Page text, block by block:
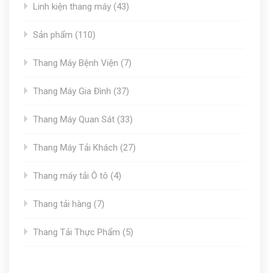
Linh kiện thang máy 4343
Sản phẩm
110110
Thang Máy Bệnh Viện
77
Thang Máy Gia Đình
3737
Thang Máy Quan Sát 3333
Thang Máy Tải Khách 2727
Thang máy tải Ô tô
44
Thang tải hàng
77
Thang Tải Thực Phẩm
55